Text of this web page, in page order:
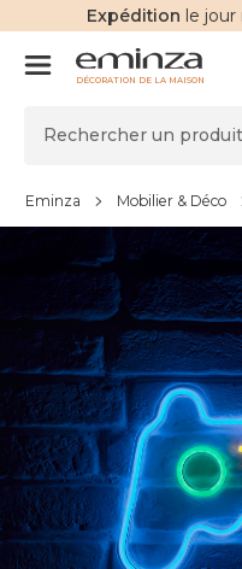
Expédition le
DÉCORATION DE LA MAISON
Eminza Mobilier & Déco